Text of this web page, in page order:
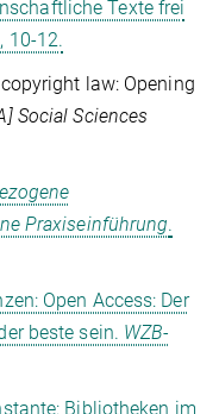
Texte frei
10-12.
law: Opening
Social Sciences
Praxiseinführung.
Open Access: Der
beste sein. WZB-
Bibliotheken im